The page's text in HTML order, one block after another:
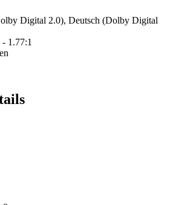
Digital 2.0), Deutsch (Dolby Digital
- 1.77:1